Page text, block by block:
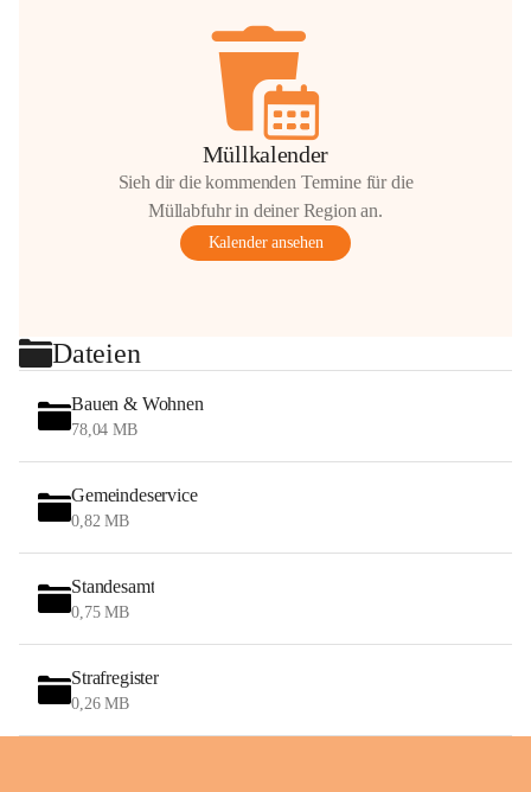
Müllkalender
Sieh dir die kommenden Termine für die
Müllabfuhr in deiner Region an.
Kalender ansehen
Dateien
Bauen & Wohnen
78,04 MB
Gemeindeservice
0,82 MB
Standesamt
0,75 MB
Strafregister
0,26 MB